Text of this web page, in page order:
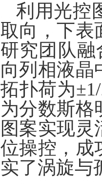
利用光控
取向，下表
研究团队
向列相液晶
拓扑荷为
为分数斯格
图案实现
位操控，成
实了涡旋与